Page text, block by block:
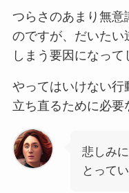
つらさのあまり無意
のですが、だいたい
しまう要因になって
やってはいけない行
立ち直るために必要
悲しみ
とって